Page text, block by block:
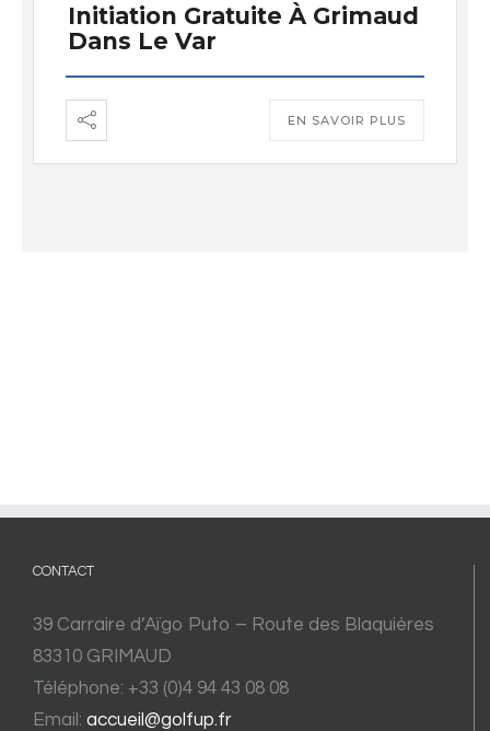
Initiation Gratuite À Grimaud
Dans Le Var
EN SAVOIR PLUS
CONTACT
39 Carraire d’Aïgo Puto – Route des Blaquières
83310 GRIMAUD
Téléphone: +33 (0)4 94 43 08 08
Email: accueil@golfup.fr